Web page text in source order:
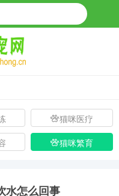
猫咪医疗
猫咪繁育
水怎么回事